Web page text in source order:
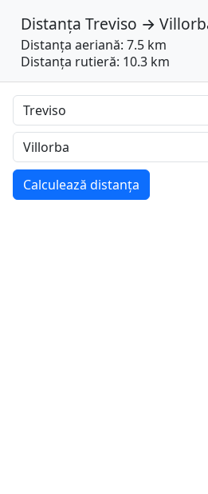
Distanța Treviso →
Distanța aeriană: 7.5 km
Distanța rutieră: 10.3 km
Calculează distanța